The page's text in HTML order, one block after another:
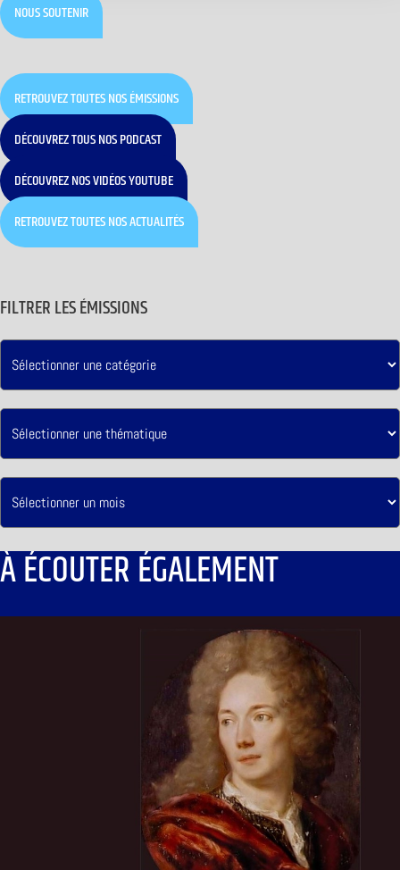
NOUS SOUTENIR
RETROUVEZ TOUTES NOS ÉMISSIONS
DÉCOUVREZ TOUS NOS PODCAST
DÉCOUVREZ NOS VIDÉOS YOUTUBE
RETROUVEZ TOUTES NOS ACTUALITÉS
FILTRER LES ÉMISSIONS
À ÉCOUTER ÉGALEMENT